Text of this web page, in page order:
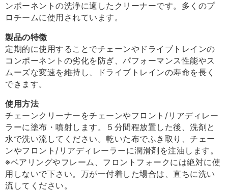
ンポーネントの洗浄に適したクリーナーです。多くのプ
ロチームに使用されています。
製品の特徴
定期的に使用することでチェーンやドライブトレインの
コンポーネントの劣化を防ぎ、パフォーマンス性能やス
ムーズな変速を維持し、ドライブトレインの寿命を長く
できます。
使用方法
チェーンクリーナーをチェーンやフロント/リアディレー
ラーに塗布・噴射します。５分間程放置した後、洗剤と
水で洗い流してください。乾いた布でふき取り、チェー
ンやフロント/リアディレーラーに潤滑剤を注油します。
※ベアリングやフレーム、フロントフォークには絶対に使
用しないで下さい。万が一付着した場合は、直ちに洗い
流してください。